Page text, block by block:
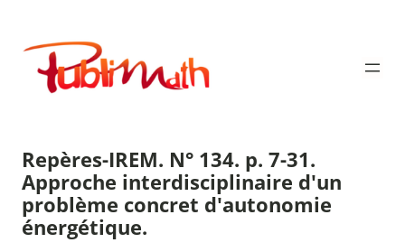
contenu
Publimath
Repères-IREM. N° 134. p. 7-31.
Approche interdisciplinaire d'un
problème concret d'autonomie
énergétique.